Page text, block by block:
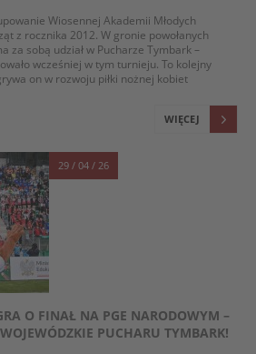
Wiosennej Akademii Młodych
z rocznika 2012. W gronie powołanych
za sobą udział w Pucharze Tymbark –
wcześniej w tym turnieju. To kolejny
on w rozwoju piłki nożnej kobiet
WIĘCEJ
29 / 04 / 26
O FINAŁ NA PGE NARODOWYM –
PUCHARU TYMBARK!